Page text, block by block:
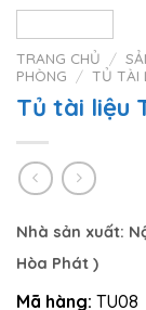
TRANG CHỦ /
PHÒNG / TỦ TÀI
Tủ tài liệu
Nhà sản xuất:
Hòa Phát )
Mã hàng: TU08